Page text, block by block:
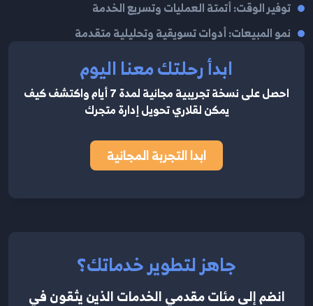
توفير الوقت: أتمتة العمليات وتسريع الخدمة
نمو المبيعات: أدوات تسويقية وتحليلية متقدمة
ابدأ رحلتك معنا اليوم
احصل على نسخة تجريبية مجانية لمدة 7 أيام واكتشف كيف
يمكن لقلاري تحويل إدارة متجرك
ابدا التجربة المجانية
جاهز لتطوير خدماتك؟
انضم إلى مئات مقدمي الخدمات الذين يثقون في